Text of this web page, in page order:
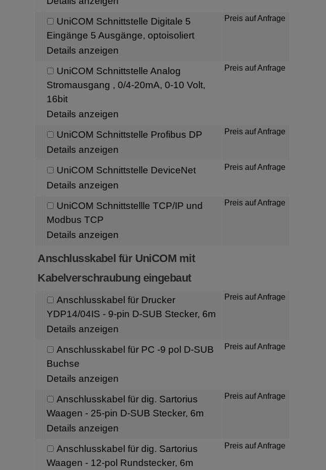
UniCOM Schnittstelle Digitale 5
Eingänge 5 Ausgänge, optoisoliert
Details anzeigen
Preis auf Anfrage
UniCOM Schnittstelle Analog
Stromausgang , 0/4-20mA, 0-10 Volt,
16bit
Details anzeigen
Preis auf Anfrage
UniCOM Schnittstelle Profibus DP
Details anzeigen
Preis auf Anfrage
UniCOM Schnittstelle DeviceNet
Details anzeigen
Preis auf Anfrage
UniCOM Schnittstellle TCP/IP und
Modbus TCP
Details anzeigen
Preis auf Anfrage
Anschlusskabel für UniCOM mit
Kabelverschraubung eingebaut
Anschlusskabel für Drucker
YDP14/04IS - 9-pin D-SUB Stecker, 6m
Details anzeigen
Preis auf Anfrage
Anschlusskabel für PC -9 pol D-SUB
Buchse
Details anzeigen
Preis auf Anfrage
Anschlusskabel für dig. Sartorius
Waagen - 25-pin D-SUB Stecker, 6m
Details anzeigen
Preis auf Anfrage
Anschlusskabel für dig. Sartorius
Waagen - 12-pol Rundstecker, 6m
Preis auf Anfrage